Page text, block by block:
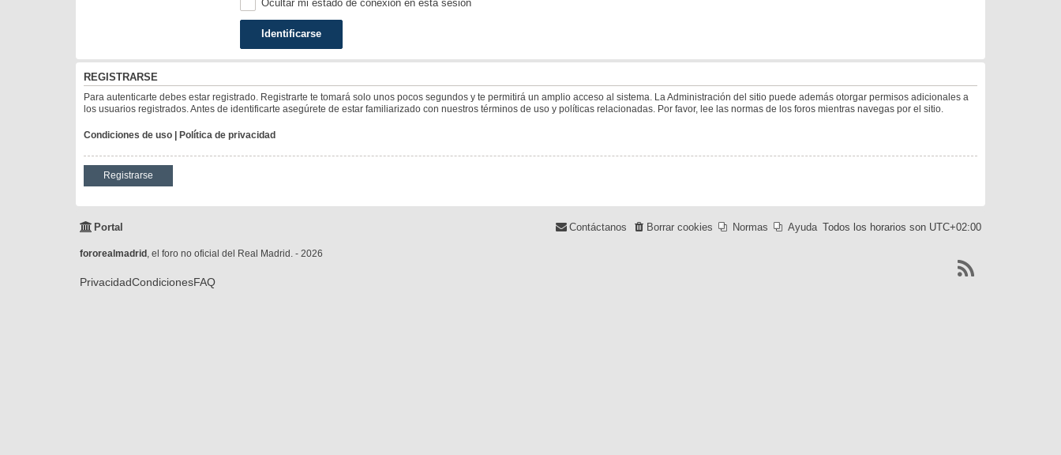
Ocultar mi estado de conexión en esta sesión
REGISTRARSE
Para autenticarte debes estar registrado. Registrarte te tomará solo unos pocos segundos y te permitirá un amplio acceso al sistema. La Administración del sitio puede además otorgar permisos adicionales a
los usuarios registrados. Antes de identificarte asegúrete de estar familiarizado con nuestros términos de uso y políticas relacionadas. Por favor, lee las normas de los foros mientras navegas por el sitio.
Condiciones de uso | Política de privacidad
Registrarse
Portal Todos los horarios son UTC+02:00
Ayuda
Normas
Borrar cookies
Contáctanos
fororealmadrid , el foro no oficial del Real Madrid. - 2026
PrivacidadCondicionesFAQ